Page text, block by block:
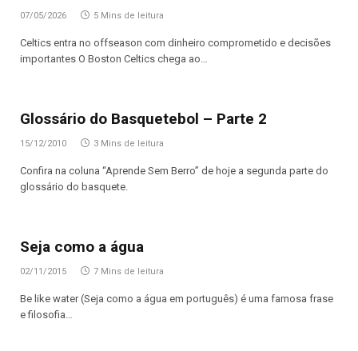
07/05/2026 5 Mins de leitura
Celtics entra no offseason com dinheiro comprometido e decisões
importantes O Boston Celtics chega ao…
Glossário do Basquetebol – Parte 2
15/12/2010 3 Mins de leitura
Confira na coluna “Aprende Sem Berro” de hoje a segunda parte do
glossário do basquete.
Seja como a água
02/11/2015 7 Mins de leitura
Be like water (Seja como a água em português) é uma famosa frase
e filosofia…